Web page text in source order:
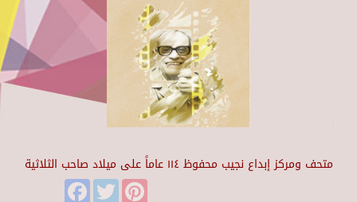
متحف ومركز إبداع نجيب محفوظ ١١٤ عاماً على ميلاد صاحب الثلاثية
FacebookTwitter